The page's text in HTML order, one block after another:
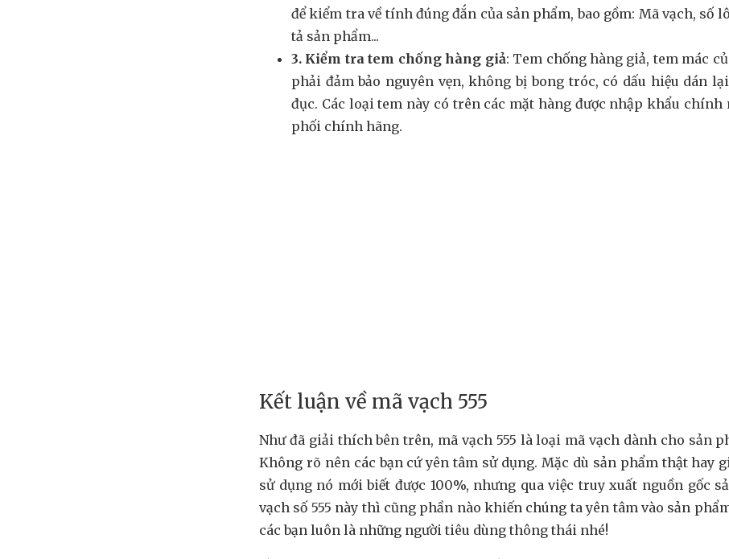
để kiểm tra về tính đúng đắn của sản phẩm, bao gồm: Mã vạch, số
tả sản phẩm...
3. Kiểm tra tem chống hàng giả: Tem chống hàng giả, tem mác
phải đảm bảo nguyên vẹn, không bị bong tróc, có dấu hiệu dán
đục. Các loại tem này có trên các mặt hàng được nhập khẩu chính
phối chính hãng.
Kết luận về mã vạch 555
Như đã giải thích bên trên, mã vạch 555 là loại mã vạch dành cho sản
Không rõ nên các bạn cứ yên tâm sử dụng. Mặc dù sản phẩm thật hay
sử dụng nó mới biết được 100%, nhưng qua việc truy xuất nguồn gốc
vạch số 555 này thì cũng phần nào khiến chúng ta yên tâm vào sản
các bạn luôn là những người tiêu dùng thông thái nhé!